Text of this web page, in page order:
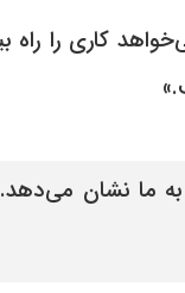
کاری را راه
ما نشان می‌دهد.